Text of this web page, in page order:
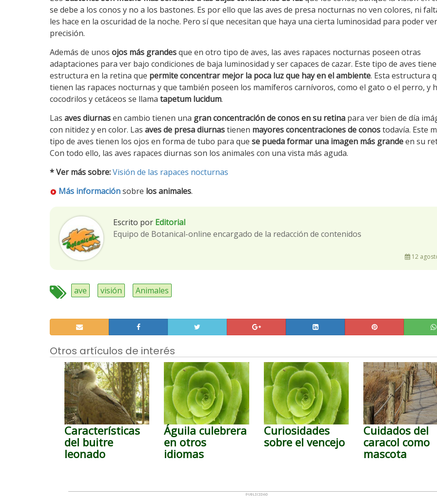
se debe a los conos y no a los bastones. Es por ello que las aves de presa nocturnas no ven colores, ni
les hace en la oscuridad de la noche. Pero sí que necesitan que haya una cierta luminosidad para poder
precisión.
Además de unos ojos más grandesque en otro tipo de aves, las aves rapaces nocturnas poseen otras
adaptaciones para ver bajo condiciones de baja luminosidad y ser capaces de cazar. Este tipo de aves
estructura en la retina que permite concentrar mejor la poca luz que hay en el ambiente. Esta estructura
tienen las rapaces nocturnas y que también poseen los mamíferos carnívoros, como el gato o el perro, y
cocodrilos y cetáceos se llama tapetum lucidum.
Las aves diurnasen cambio tienen una gran concentración de conos en su retina para ver bien de día
con nitidez y en color. Las aves de presa diurnastienen mayores concentraciones de conostodavía. Este
tipo de aves tienen los ojos en forma de tubo para que se pueda formar una imagen más grandeen su
Con todo ello, las aves rapaces diurnas son los animales con una vista más aguda.
* Ver más sobre:Visión de las rapaces nocturnas
Más informaciónsobre los animales.
Escrito por Editorial
Equipo de Botanical-online encargado de la redacción de contenidos
12
ave visión Animales
Otros artículos de interés
Características
del buitre
leonado
Águila culebrera
en otros
idiomas
Curiosidades
sobre el vencejo
Cuidados del
caracol como
mascota